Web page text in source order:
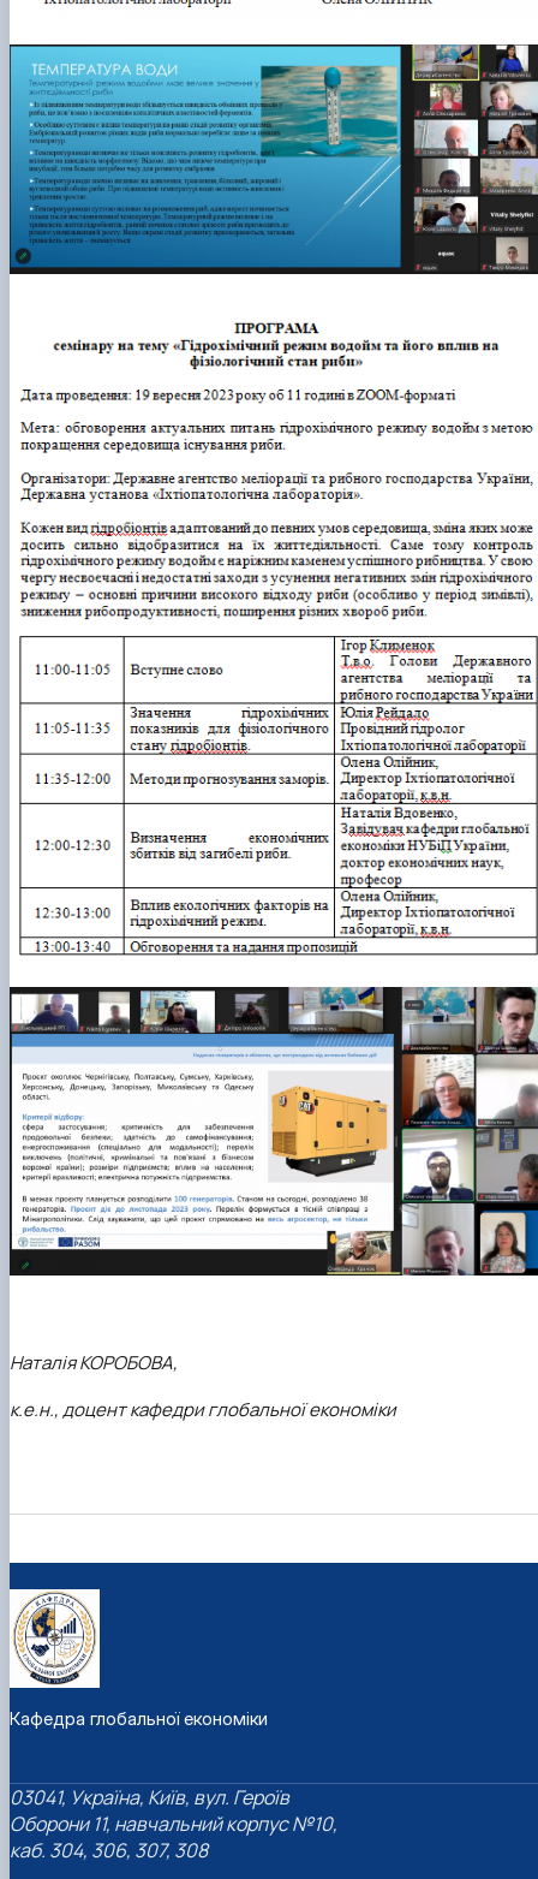
Наталія КОРОБОВА,
к.е.н., доцент кафедри глобальної економіки
Кафедра глобальної економіки
03041, Україна, Київ, вул. Героїв
Оборони 11, навчальний корпус №10,
каб. 304, 306, 307, 308